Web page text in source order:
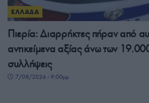
ΕΛΛΑΔΑ
Πιερία: Διαρρήκτες πήραν από
αντικείμενα αξίας άνω των
συλλήψεις
7/08/2026 - 9:00μμ